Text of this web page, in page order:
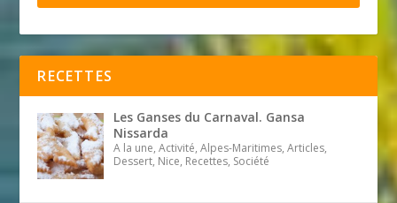
RECETTES
Les Ganses du Carnaval. Gansa
Nissarda
A la une, Activité, Alpes-Maritimes, Articles,
Dessert, Nice, Recettes, Société